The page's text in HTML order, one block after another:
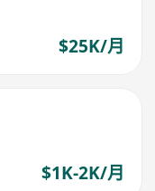
$25K/月
$1K-2K/月